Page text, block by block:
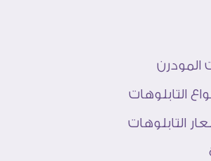
المودرن
التابلوهات
التابلوهات